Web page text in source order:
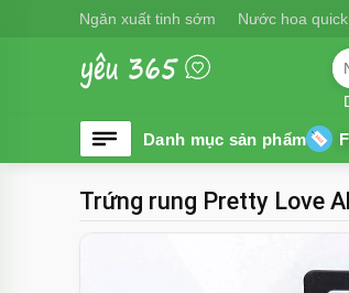
Ngăn xuất tinh sớm Nước hoa
Trứng rung Pretty Love